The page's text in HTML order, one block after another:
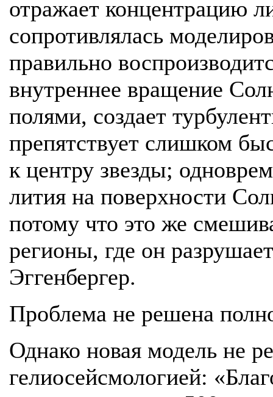
отражает концентрацию
сопротивлялась
правильно
внутреннее вращение
полями, создает
препятствует слишком
к центру звезды;
лития на поверхности
потому что это же
регионы, где он
Эггенбергер.
Проблема не решена
Однако новая модель не
гелиосейсмологией: